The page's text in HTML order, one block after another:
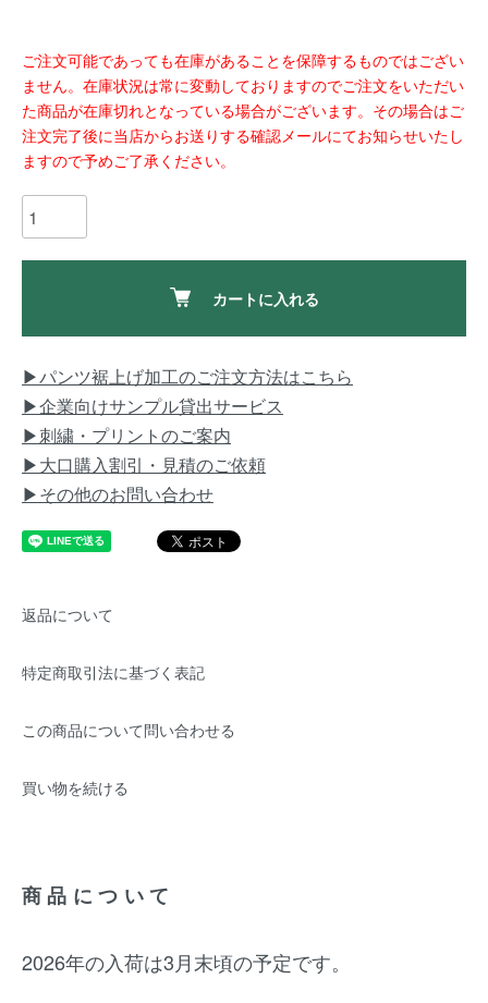
ご注文可能であっても在庫があることを保障するものではござい
ません。在庫状況は常に変動しておりますのでご注文をいただい
た商品が在庫切れとなっている場合がございます。その場合はご
注文完了後に当店からお送りする確認メールにてお知らせいたし
ますので予めご了承ください。
カートに入れる
▶パンツ裾上げ加工のご注文方法はこちら
▶企業向けサンプル貸出サービス
▶刺繍・プリントのご案内
▶大口購入割引・見積のご依頼
▶その他のお問い合わせ
返品について
特定商取引法に基づく表記
この商品について問い合わせる
買い物を続ける
商品について
2026年の入荷は3月末頃の予定です。